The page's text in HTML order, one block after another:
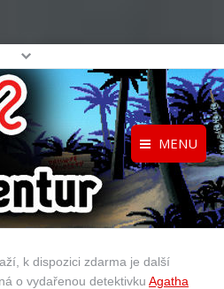
MENU
her
k dispozici zdarma je další
o vydařenou detektivku Agatha